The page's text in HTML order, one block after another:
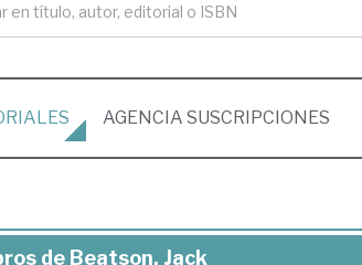
AGENCIA SUSCRIPCIONES
de Beatson, Jack